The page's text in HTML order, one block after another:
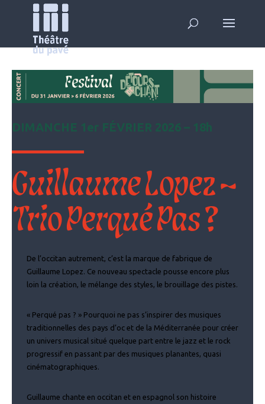
DIMANCHE 1er FÉVRIER 2026 – 18h
Guillaume Lopez –
Trio Perqué Pas ?
De l’occitan autrement, c’est la marque de fabrique de
Guillaume Lopez. Ce nouveau spectacle pousse encore plus
loin la création, le mélange des styles, le brouillage des pistes.
« Perqué pas ? » Pourquoi ne pas s’inspirer des musiques
traditionnelles des pays d’oc et de la Méditerranée pour créer
un univers musical situé quelque part entre le jazz et le rock
progressif en passant par des musiques planantes, quasi
cinématographiques.
Guillaume chante en occitan et en espagnol son histoire